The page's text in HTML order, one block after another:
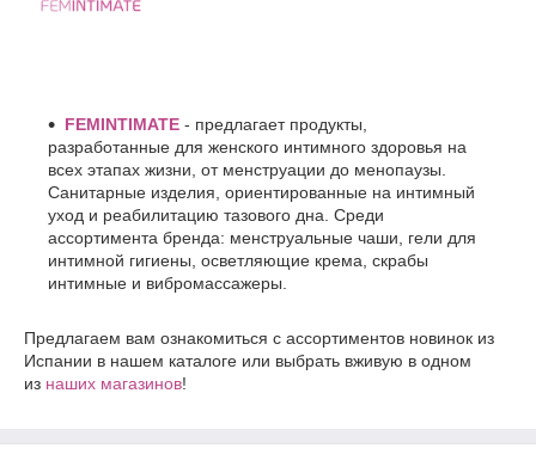
FEMINTIMATE - предлагает продукты,
разработанные для женского интимного здоровья на
всех этапах жизни, от менструации до менопаузы.
Санитарные изделия, ориентированные на интимный
уход и реабилитацию тазового дна. Среди
ассортимента бренда: менструальные чаши, гели для
интимной гигиены, осветляющие крема, скрабы
интимные и вибромассажеры.
Предлагаем вам ознакомиться с ассортиментов новинок из
Испании в нашем каталоге или выбрать вживую в одном
из наших магазинов!